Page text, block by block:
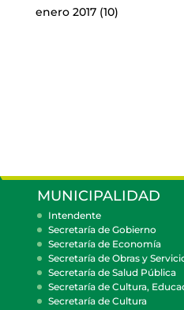
enero 2017(10)
MUNICIPALIDAD
Intendente
Secretaría de Gobierno
Secretaría de Economía
Secretaría de Obras y
Secretaría de Salud Pública
Secretaría de Cultura,
Secretaría de Cultura